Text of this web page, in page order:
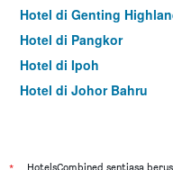
Hotel di Genting
Hotel di Pangkor
Hotel di Ipoh
Hotel di Johor Bahru
Hotel di Kuching
HotelsCombined sentiasa